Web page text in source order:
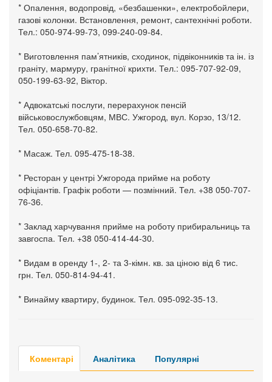
* Опалення, водопровід, «безбашенки», електробойлери,
газові колонки. Встановлення, ремонт, сантехнічні роботи.
Тел.: 050-974-99-73, 099-240-09-84.
* Виготовлення пам’ятників, сходинок, підвіконників та ін. із
граніту, мармуру, гранітної крихти. Тел.: 095-707-92-09,
050-199-63-92, Віктор.
* Адвокатські послуги, перерахунок пенсій
військовослужбовцям, МВС. Ужгород, вул. Корзо, 13/12.
Тел. 050-658-70-82.
* Масаж. Тел. 095-475-18-38.
* Ресторан у центрі Ужгорода прийме на роботу
офіціантів. Графік роботи — позмінний. Тел. +38 050-707-
76-36.
* Заклад харчування прийме на роботу прибиральниць та
завгоспа. Тел. +38 050-414-44-30.
* Видам в оренду 1-, 2- та 3-кімн. кв. за ціною від 6 тис.
грн. Тел. 050-814-94-41.
* Винайму квартиру, будинок. Тел. 095-092-35-13.
Коментарі Аналітика Популярні